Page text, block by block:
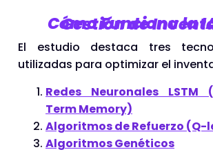
Cómo Funciona la IA en la Gestión de
El estudio destaca tres
utilizadas para optimizar el
Redes Neuronales LSTM
Term Memory)
Algoritmos de Refuerzo
Algoritmos Genéticos